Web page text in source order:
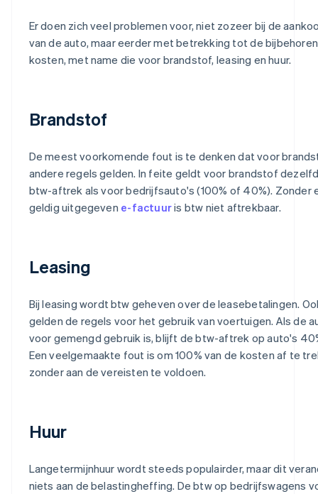
Er doen zich veel problemen voor, niet zozeer bij de
van de auto, maar eerder met betrekking tot de
kosten, met name die voor brandstof, leasing en huur.
Brandstof
De meest voorkomende fout is te denken dat voor
andere regels gelden. In feite geldt voor brandstof
btw-aftrek als voor bedrijfsauto's (100% of 40%). Zonder
geldig uitgegeven e-factuuris btw niet aftrekbaar.
Leasing
Bij leasing wordt btw geheven over de leasebetalingen.
gelden de regels voor het gebruik van voertuigen. Als de
voor gemengd gebruik is, blijft de btw-aftrek op auto's
Een veelgemaakte fout is om 100% van de kosten af te
zonder aan de vereisten te voldoen.
Huur
Langetermijnhuur wordt steeds populairder, maar dit
niets aan de belastingheffing. De btw op bedrijfswagens